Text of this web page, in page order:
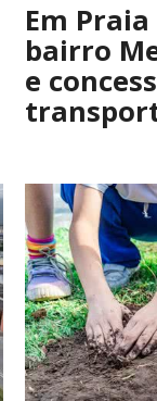
Em
bairro
e